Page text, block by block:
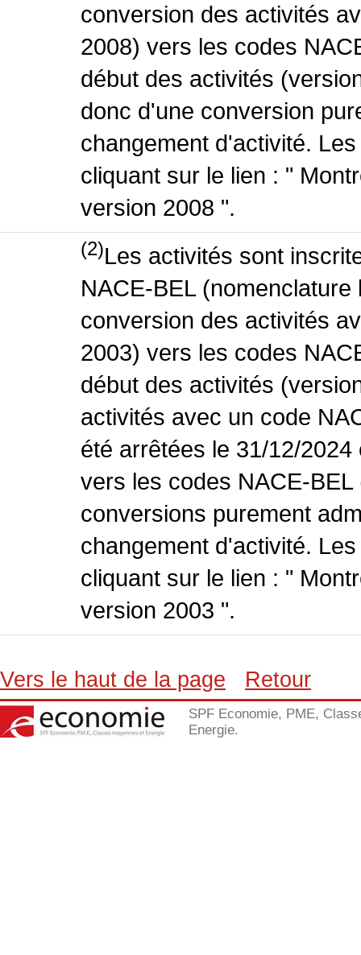
conversion des activités
2008) vers les codes
début des activités
donc d'une conversion
changement d'activité.
cliquant sur le lien : "
version 2008 ".
(2)Les activités sont
NACE-BEL
conversion des activités
2003) vers les codes
début des activités
activités avec un code
été arrêtées le 31/12/
vers les codes NACE-
conversions purement
changement d'activité.
cliquant sur le lien : "
version 2003 ".
Vers le haut de la page Retour
SPF Economie, PME,
Energie.